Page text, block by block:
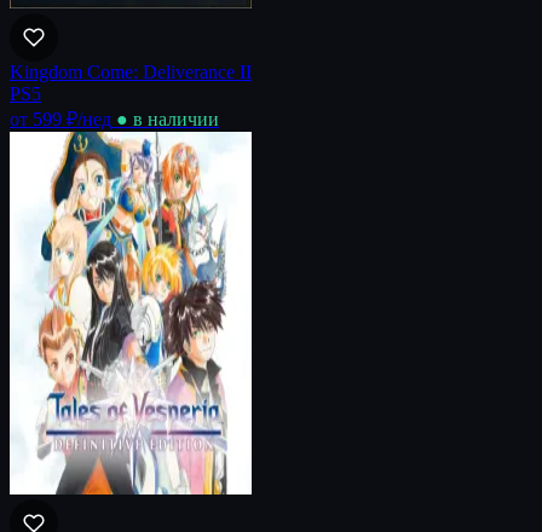
Kingdom Come: Deliverance II
PS5
от 599 ₽/нед ● в наличии